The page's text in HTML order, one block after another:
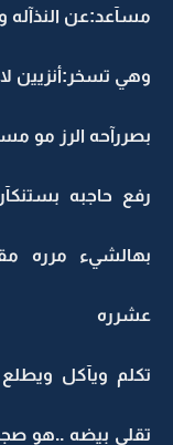
مسآعد:عن النذآله
وهي تسخر:أنزيين
بصررآحه الرز مو
رفع حاجبه
بهالشيء مرره
عشرره
تكلم ويآكل
تقلي بيضه ..هو